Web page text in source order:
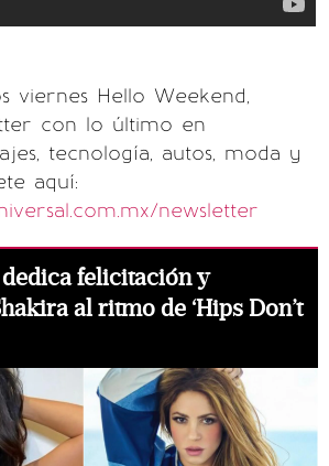
viernes Hello Weekend,
con lo último en
tecnología, autos, moda y
aquí:
newsletter
felicitación y
al ritmo de ‘Hips Don’t